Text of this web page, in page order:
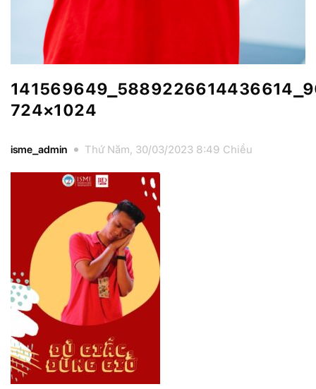
724×1024
isme_admin Thứ Năm, 30/03/2023 8:49 Chiều